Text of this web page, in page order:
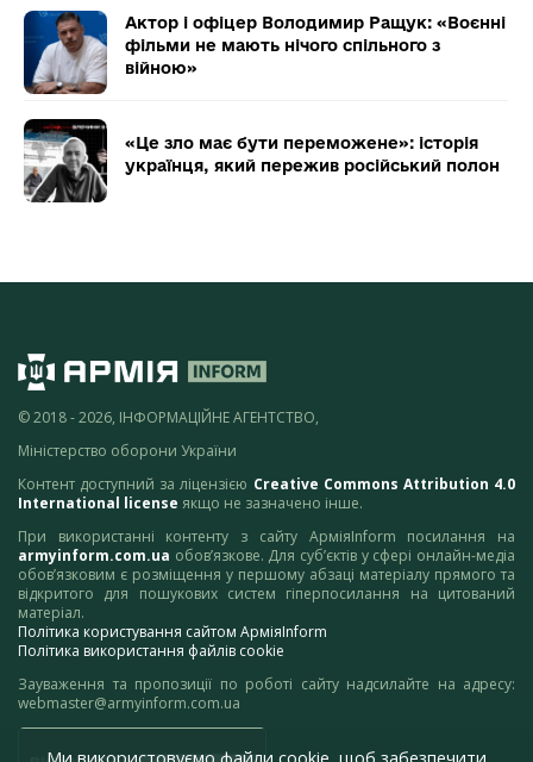
Актор і офіцер Володимир Ращук: «Воєнні
фільми не мають нічого спільного з
війною»
«Це зло має бути переможене»: історія
українця, який пережив російський полон
© 2018 - 2026, ІНФОРМАЦІЙНЕ АГЕНТСТВО,
Міністерство оборони України
Контент доступний за ліцензією Creative Commons Attribution 4.0
International license якщо не зазначено інше.
При використанні контенту з сайту АрміяInform посилання на
armyinform.com.ua обов’язкове. Для суб’єктів у сфері онлайн-медіа
обов’язковим є розміщення у першому абзаці матеріалу прямого та
відкритого для пошукових систем гіперпосилання на цитований
матеріал.
Політика користування сайтом АрміяInform
Політика використання файлів cookie
Зауваження та пропозиції по роботі сайту надсилайте на адресу:
webmaster@armyinform.com.ua